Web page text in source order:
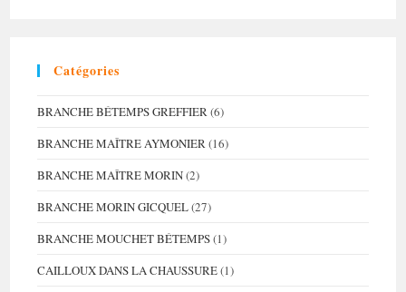
Catégories
BRANCHE BÉTEMPS GREFFIER(6)
BRANCHE MAÎTRE AYMONIER(16)
BRANCHE MAÎTRE MORIN(2)
BRANCHE MORIN GICQUEL(27)
BRANCHE MOUCHET BÉTEMPS(1)
CAILLOUX DANS LA CHAUSSURE(1)